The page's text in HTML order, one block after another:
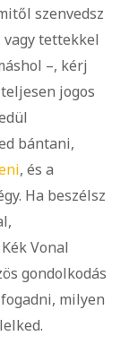
szenvedsz
vagy tettekkel
–, kérj
jogos
bántani,
, és a
Ha beszélsz
Vonal
gondolkodás
milyen